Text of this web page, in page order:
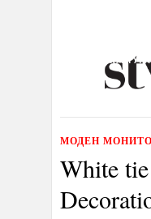
КУЛТУРА
МОДЕН
White